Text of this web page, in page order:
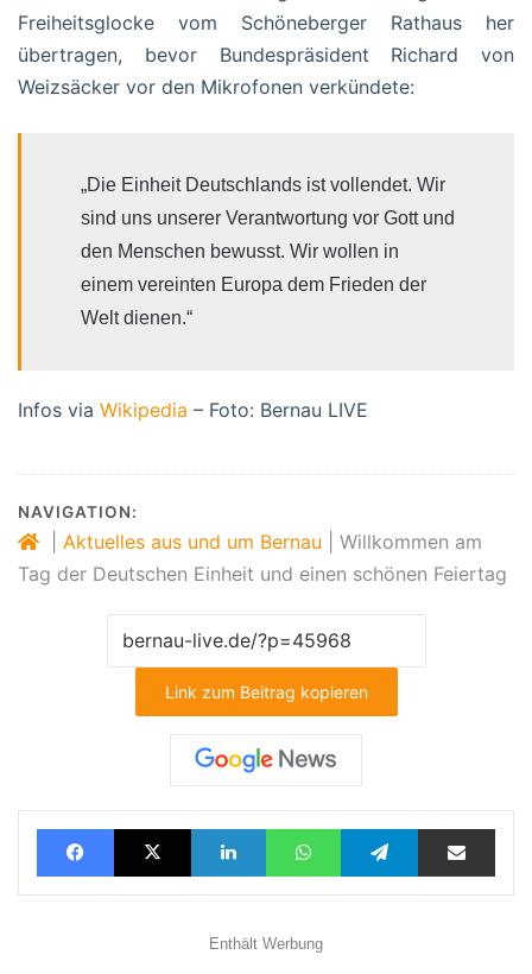
Freiheitsglocke vom Schöneberger Rathaus her
übertragen, bevor Bundespräsident Richard von
Weizsäcker vor den Mikrofonen verkündete:
„Die Einheit Deutschlands ist vollendet. Wir
sind uns unserer Verantwortung vor Gott und
den Menschen bewusst. Wir wollen in
einem vereinten Europa dem Frieden der
Welt dienen.“
Infos via Wikipedia – Foto: Bernau LIVE
NAVIGATION:
Aktuelles aus und um Bernau
Willkommen am
Tag der Deutschen Einheit und einen schönen Feiertag
Link zum Beitrag kopieren
FacebookX LinkedInWhatsAppTelegramTeilen via E-Mail
Enthält Werbung